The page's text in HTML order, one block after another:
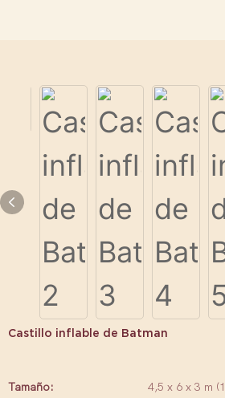
Castillo inflable de Batman
Tamaño:
4,5 x 6 x 3 m